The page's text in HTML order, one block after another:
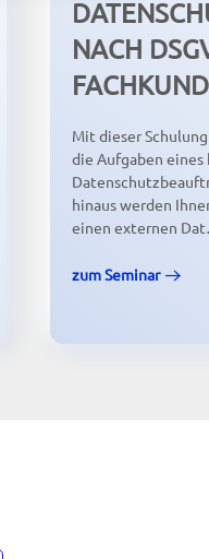
NACH
Mit dieser
die Aufgaben
hinaus werden
einen externen
zum Seminar